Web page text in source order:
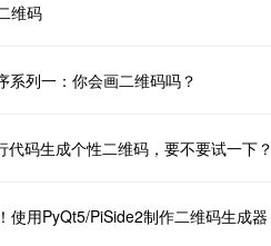
维码
系列一：你会画二维码吗？
代码生成个性二维码，要不要试一下？
使用PyQt5/PiSide2制作二维码生成器